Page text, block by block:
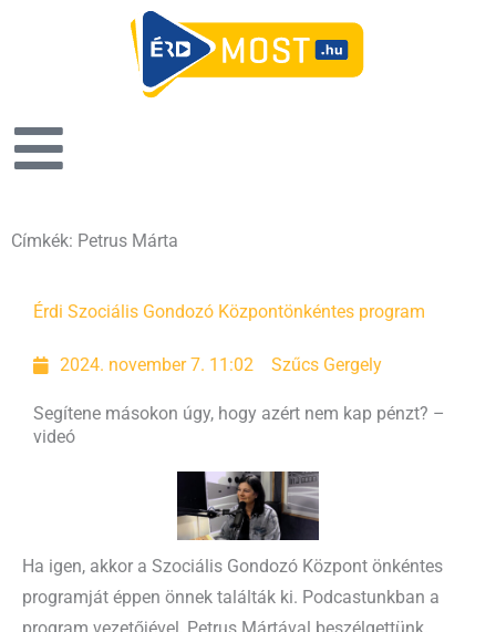
Címkék: Petrus Márta
Érdi Szociális Gondozó Központönkéntes program
2024. november 7. 11:02 Szűcs Gergely
Segítene másokon úgy, hogy azért nem kap pénzt? –
videó
Ha igen, akkor a Szociális Gondozó Központ önkéntes
programját éppen önnek találták ki. Podcastunkban a